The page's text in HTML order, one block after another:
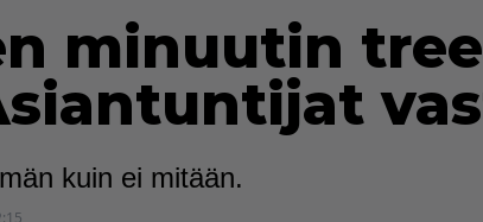
minuutin
kuin ei mitään.